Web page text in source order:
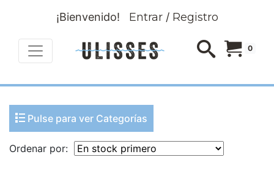
¡Bienvenido! Entrar/ Registro
0
Pulse para ver Categorías
Ordenar por: